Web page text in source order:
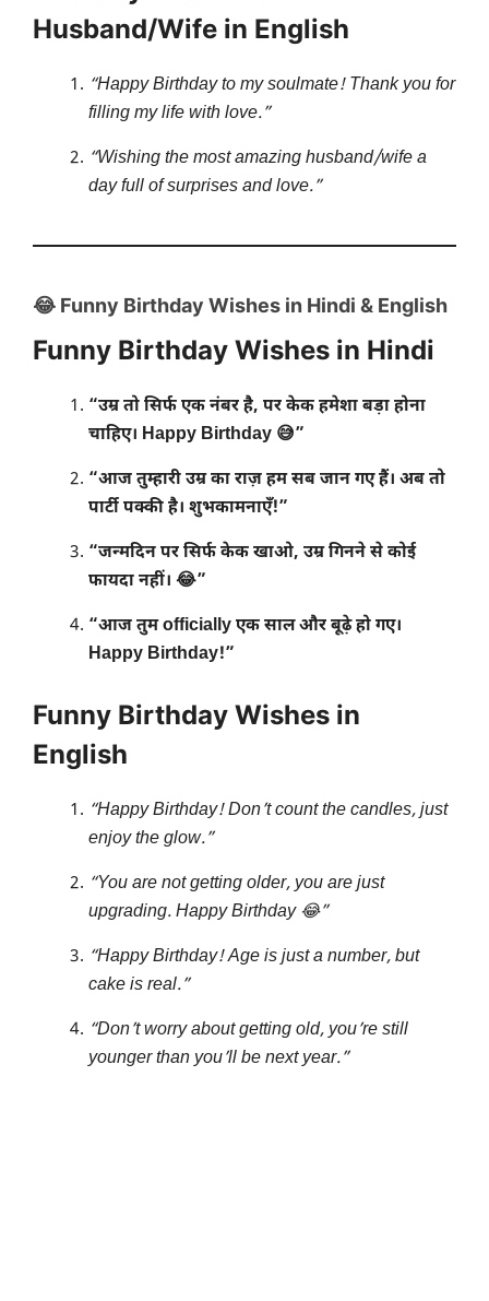
Husband/Wife in English
“Happy Birthday to my soulmate! Thank you for
filling my life with love.”
“Wishing the most amazing husband/wife a
day full of surprises and love.”
😂 Funny Birthday Wishes in Hindi & English
Funny Birthday Wishes in Hindi
“उम्र तो सिर्फ एक नंबर है, पर केक हमेशा बड़ा होना
चाहिए। Happy Birthday 😅”
“आज तुम्हारी उम्र का राज़ हम सब जान गए हैं। अब तो
पार्टी पक्की है। शुभकामनाएँ!”
“जन्मदिन पर सिर्फ केक खाओ, उम्र गिनने से कोई
फायदा नहीं। 😂”
“आज तुम officially एक साल और बूढ़े हो गए।
Happy Birthday!”
Funny Birthday Wishes in
English
“Happy Birthday! Don’t count the candles, just
enjoy the glow.”
“You are not getting older, you are just
upgrading. Happy Birthday 😂”
“Happy Birthday! Age is just a number, but
cake is real.”
“Don’t worry about getting old, you’re still
younger than you’ll be next year.”